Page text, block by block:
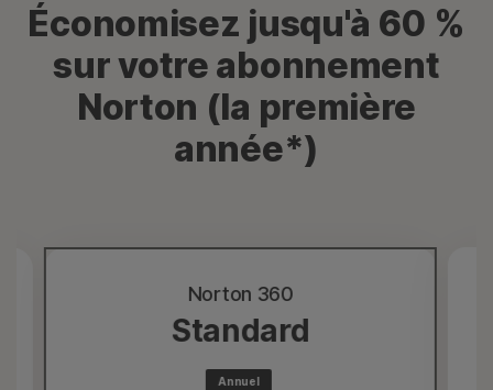
Économisez jusqu'à 60 %
sur votre abonnement
Norton (la première
année*)
Norton 360
Standard
Annuel